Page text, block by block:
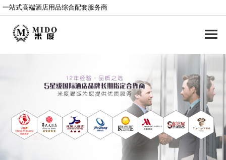
一站式高端酒店用品综合配套服务商